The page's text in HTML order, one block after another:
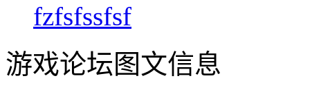
fzfsfssfsf
游戏论坛图文信息